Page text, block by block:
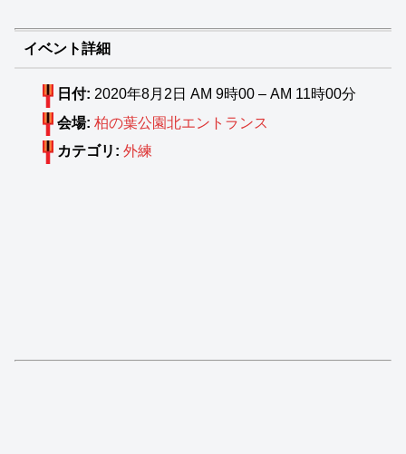
イベント詳細
日付: 2020年8月2日 AM 9時00 –AM 11時00分
会場: 柏の葉公園北エントランス
カテゴリ: 外練